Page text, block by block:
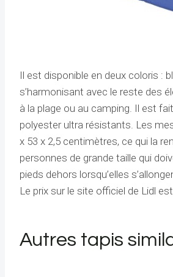
Il est disponible en deux coloris :
s’harmonisant avec le reste des
à la plage ou au camping. Il est
polyester ultra résistants. Les
x 53 x 2,5 centimètres, ce qui la
personnes de grande taille qui
pieds dehors lorsqu’elles
Le prix sur le site officiel de Lidl
Autres tapis